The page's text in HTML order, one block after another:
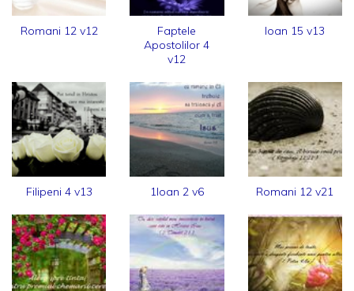
Romani 12 v12
Faptele
Apostolilor 4
v12
Ioan 15 v13
Filipeni 4 v13 1Ioan 2 v6 Romani 12 v21